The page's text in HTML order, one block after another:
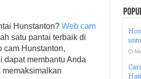
Hunstanton? Web cam
satu pantai terbaik di
cam Hunstanton,
dapat membantu Anda